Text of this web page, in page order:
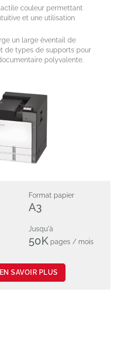
couleur permettant
et une utilisation
un large éventail de
de types de supports pour
polyvalente.
Format papier
A3
Jusqu'à
50K pages / mois
EN SAVOIR PLUS